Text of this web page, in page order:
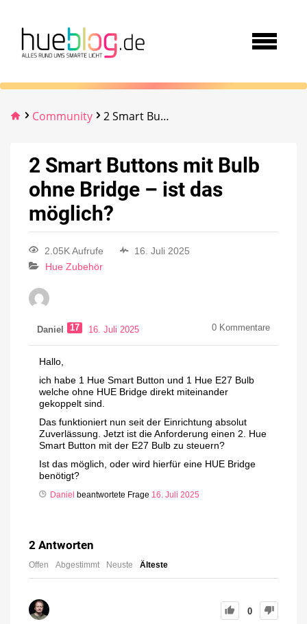
Community 2 Smart Buttons mit Bulb ohne Bridge – ist das möglich?
2 Smart Buttons mit Bulb
ohne Bridge – ist das
möglich?
2.05K Aufrufe
16. Juli 2025
Hue Zubehör
Daniel 17 16. Juli 2025 0 Kommentare
Hallo,
ich habe 1 Hue Smart Button und 1 Hue E27 Bulb
welche ohne HUE Bridge direkt miteinander
gekoppelt sind.
Das funktioniert nun seit der Einrichtung absolut
Zuverlässung. Jetzt ist die Anforderung einen 2. Hue
Smart Button mit der E27 Bulb zu steuern?
Ist das möglich, oder wird hierfür eine HUE Bridge
benötigt?
Daniel beantwortete Frage 16. Juli 2025
2 Antworten
Offen Abgestimmt Neuste Älteste
0